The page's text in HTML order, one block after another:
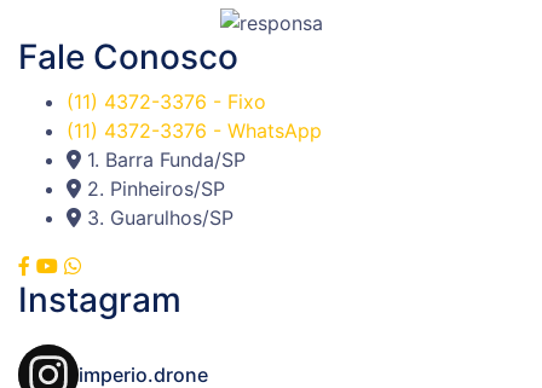
Fale Conosco
(11) 4372-3376 - Fixo
(11) 4372-3376 - WhatsApp
1. Barra Funda/SP
2. Pinheiros/SP
3. Guarulhos/SP
Instagram
imperio.drone